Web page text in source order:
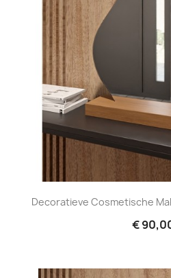
Decoratieve Cosmetische
€